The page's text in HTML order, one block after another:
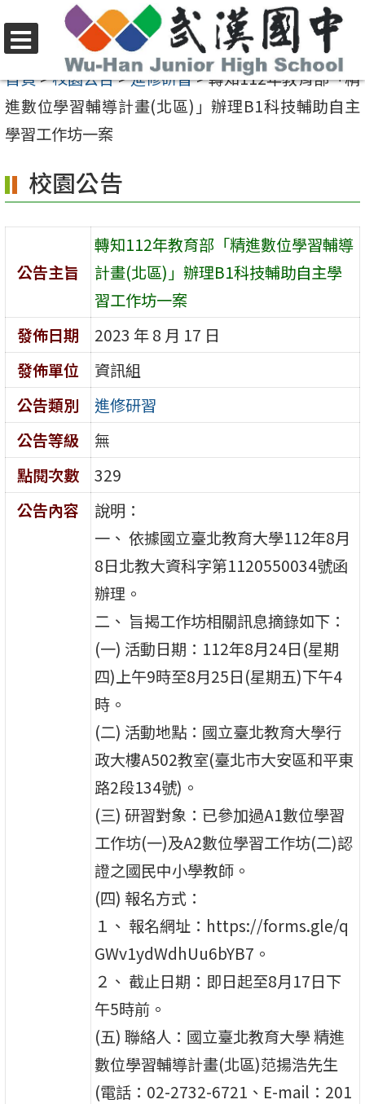
至
要
內
區
選
單
首頁>校園公告>進修研習>轉知112年教育部「精
進數位學習輔導計畫(北區)」辦理B1科技輔助自主
學習工作坊一案
校園公告
公告主旨
轉知112年教育部「精進數位學習輔導
計畫(北區)」辦理B1科技輔助自主學
習工作坊一案
發佈日期
2023 年 8 月 17 日
發佈單位
資訊組
公告類別
進修研習
公告等級
無
點閱次數
329
公告內容
說明：
一、 依據國立臺北教育大學112年8月
8日北教大資科字第1120550034號函
辦理。
二、 旨揭工作坊相關訊息摘錄如下：
(一) 活動日期：112年8月24日(星期
四)上午9時至8月25日(星期五)下午4
時。
(二) 活動地點：國立臺北教育大學行
政大樓A502教室(臺北市大安區和平東
路2段134號)。
(三) 研習對象：已參加過A1數位學習
工作坊(一)及A2數位學習工作坊(二)認
證之國民中小學教師。
(四) 報名方式：
１、 報名網址：https://forms.gle/q
GWv1ydWdhUu6bYB7。
２、 截止日期：即日起至8月17日下
午5時前。
(五) 聯絡人：國立臺北教育大學 精進
數位學習輔導計畫(北區)范揚浩先生
(電話：02-2732-6721、E-mail：201